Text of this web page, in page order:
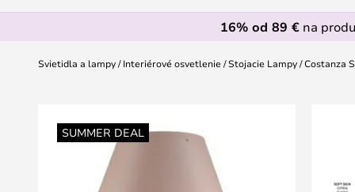
16% od 89 €na
Svietidla a lampy Interiérové osvetlenie Stojacie Lampy Costanza
SUMMER DEAL